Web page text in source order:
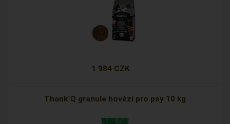
1 984 CZK
Thank´Q granule hovězí pro psy 10 kg